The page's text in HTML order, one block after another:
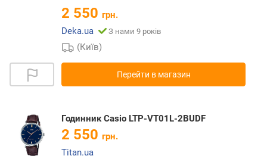
2 550 грн.
Deka.ua
З нами 9 років
(Київ)
Перейти в магазин
Годинник Casio LTP-VT01L-2BUDF
2 550 грн.
Titan.ua